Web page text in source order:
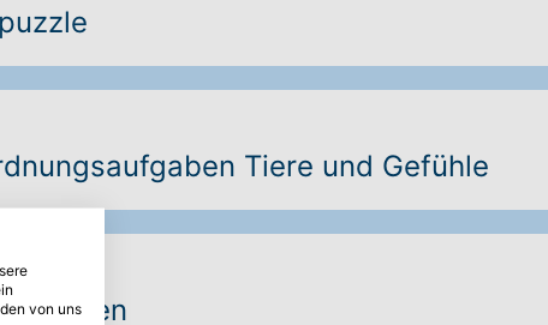
Tiere und Gefühle
lernen
von uns